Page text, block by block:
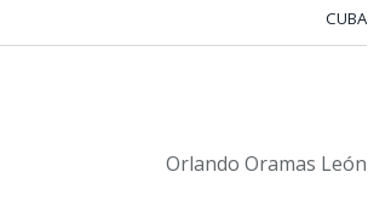
CUBA
Orlando Oramas León